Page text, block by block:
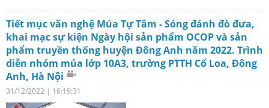
Tiết mục văn nghệ Múa Tự Tâm - Sóng đánh đò đưa,
khai mạc sự kiện Ngày hội sản phẩm OCOP và sản
phẩm truyền thống huyện Đông Anh năm 2022. Trình
diễn nhóm múa lớp 10A3, trường PTTH Cổ Loa, Đông
Anh, Hà Nội
31/12/2022 | 16:19:31